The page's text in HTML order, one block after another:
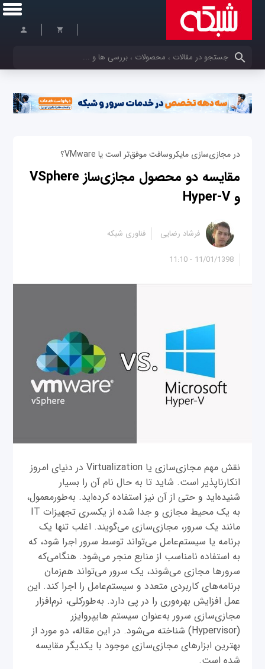
کلمات کلیدی خود را وارد کنید
در مجازی‌سازی مایکروسافت موفق‌تر است یا VMware؟
مقایسه دو محصول مجازی‌ساز VSphere
و Hyper-V
11/01/1398 - 11:10
فرشاد رضایی فناوری شبکه
نقش مهم مجازی‌سازی یا Virtualization در دنیای امروز
انکارناپذیر است. شاید تا به حال نام آن را بسیار
شنیده‌اید و حتی از آن نیز استفاده کرده‌اید. به‌طورمعمول،
به یک محیط مجازی و جدا شده از یکسری تجهیزات IT
مانند یک سرور، مجازی‌سازی می‌‌گویند. اغلب تنها یک
برنامه یا سیستم‌عامل می‌تواند توسط سرور اجرا شود، که
به استفاده نا‌مناسب از منابع منجر می‌شود. هنگامی‌که
سرورها مجازی می‌شوند، یک سرور می‌تواند هم‌زمان
برنامه‌های کاربردی متعدد و سیستم‌عامل را اجرا کند. این
عمل افزایش بهره‌وری را در پی دارد. به‌طورکلی، نرم‌افزار
مجازی‌سازی سرور به‌عنوان سیستم هایپروایزر
(Hypervisor) شناخته می‌شود. در این مقاله، دو مورد از
بهترین ابزار‌های مجازی‌سازی موجود با یکدیگر مقایسه
شده است.